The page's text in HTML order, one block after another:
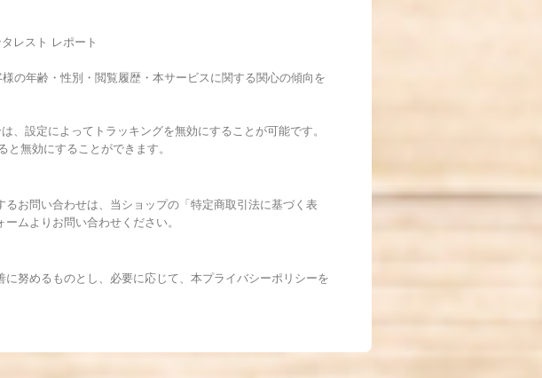
レスト レポート
の年齢・性別・閲覧履歴・本サービスに関する関心の傾向を
、設定によってトラッキングを無効にすることが可能です。
無効にすることができます。
お問い合わせは、当ショップの「特定商取引法に基づく表
ムよりお問い合わせください。
努めるものとし、必要に応じて、本プライバシーポリシーを